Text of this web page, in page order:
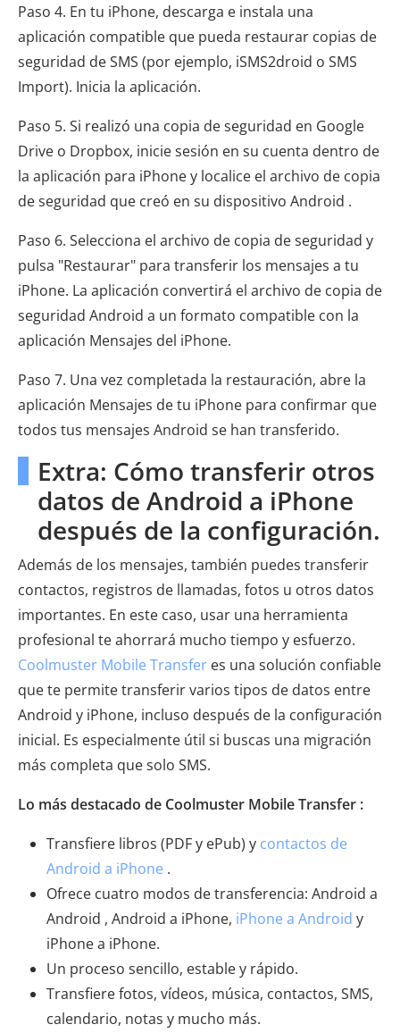
Paso 4. En tu iPhone, descarga e instala una
aplicación compatible que pueda restaurar copias de
seguridad de SMS (por ejemplo, iSMS2droid o SMS
Import). Inicia la aplicación.
Paso 5. Si realizó una copia de seguridad en Google
Drive o Dropbox, inicie sesión en su cuenta dentro de
la aplicación para iPhone y localice el archivo de copia
de seguridad que creó en su dispositivo Android .
Paso 6. Selecciona el archivo de copia de seguridad y
pulsa "Restaurar" para transferir los mensajes a tu
iPhone. La aplicación convertirá el archivo de copia de
seguridad Android a un formato compatible con la
aplicación Mensajes del iPhone.
Paso 7. Una vez completada la restauración, abre la
aplicación Mensajes de tu iPhone para confirmar que
todos tus mensajes Android se han transferido.
Extra: Cómo transferir otros
datos de Android a iPhone
después de la configuración.
Además de los mensajes, también puedes transferir
contactos, registros de llamadas, fotos u otros datos
importantes. En este caso, usar una herramienta
profesional te ahorrará mucho tiempo y esfuerzo.
Coolmuster Mobile Transfer es una solución confiable
que te permite transferir varios tipos de datos entre
Android y iPhone, incluso después de la configuración
inicial. Es especialmente útil si buscas una migración
más completa que solo SMS.
Lo más destacado de Coolmuster Mobile Transfer :
Transfiere libros (PDF y ePub) y contactos de
Android a iPhone .
Ofrece cuatro modos de transferencia: Android a
Android , Android a iPhone, iPhone a Android y
iPhone a iPhone.
Un proceso sencillo, estable y rápido.
Transfiere fotos, vídeos, música, contactos, SMS,
calendario, notas y mucho más.